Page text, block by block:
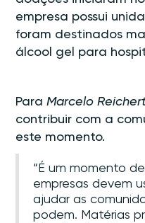
empresa possui
foram destinados
álcool gel para
Para Marcelo
contribuir com a
este momento.
“É um momento
empresas devem
ajudar as
podem. Matérias